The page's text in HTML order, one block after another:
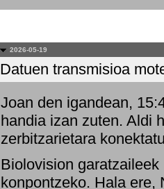
2026-05-19
Datuen transmisioa
Joan den igandean,
handia izan zuten. Aldi
zerbitzarietara
Biolovision
konpontzeko. Hala ere,